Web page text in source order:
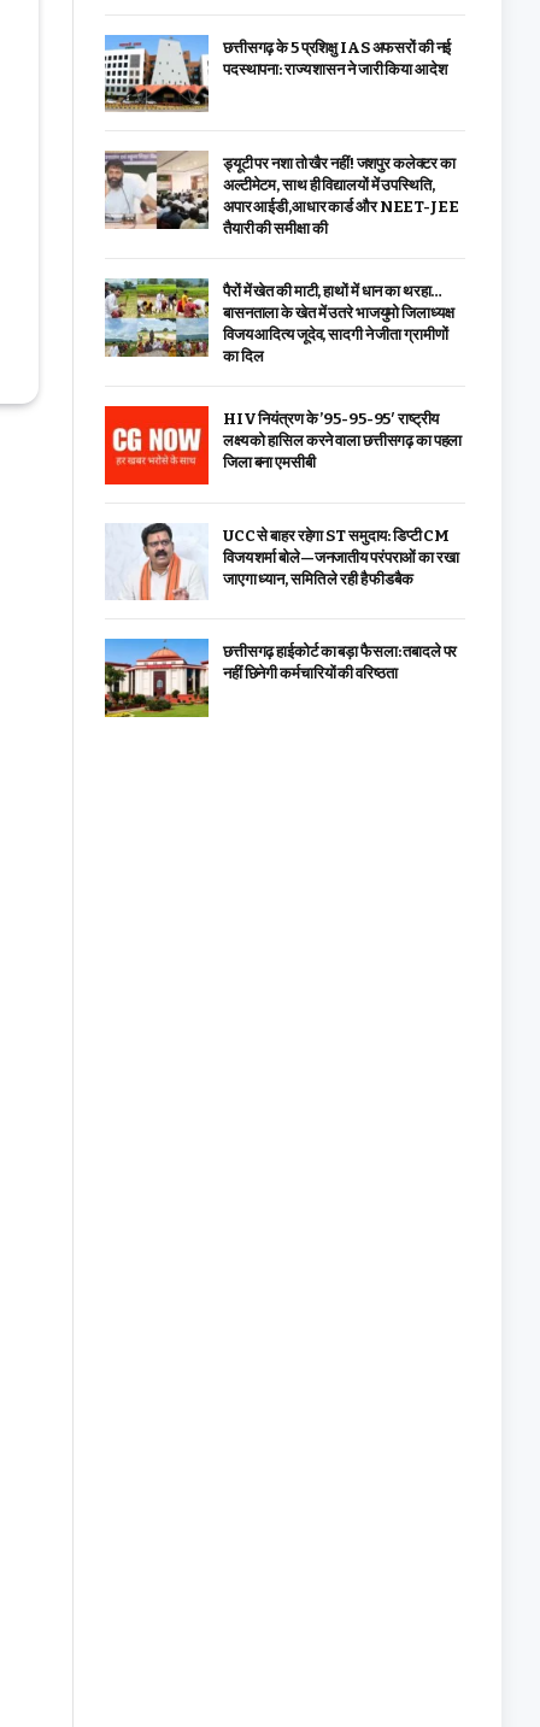
छत्तीसगढ़ के 5 प्रशिक्षु IAS अफसरों की नई
पदस्थापना: राज्य शासन ने जारी किया आदेश
ड्यूटी पर नशा तो खैर नहीं! जशपुर कलेक्टर का
अल्टीमेटम, साथ ही विद्यालयों में उपस्थिति,
अपार आईडी,आधार कार्ड और NEET-JEE
तैयारी की समीक्षा की
पैरों में खेत की माटी, हाथों में धान का थरहा…
बासनताला के खेत में उतरे भाजयुमो जिलाध्यक्ष
विजय आदित्य जूदेव, सादगी ने जीता ग्रामीणों
का दिल
HIV नियंत्रण के ’95-95-95′ राष्ट्रीय
लक्ष्य को हासिल करने वाला छत्तीसगढ़ का पहला
जिला बना एमसीबी
UCC से बाहर रहेगा ST समुदाय: डिप्टी CM
विजय शर्मा बोले—जनजातीय परंपराओं का रखा
जाएगा ध्यान, समिति ले रही है फीडबैक
छत्तीसगढ़ हाईकोर्ट का बड़ा फैसला: तबादले पर
नहीं छिनेगी कर्मचारियों की वरिष्ठता